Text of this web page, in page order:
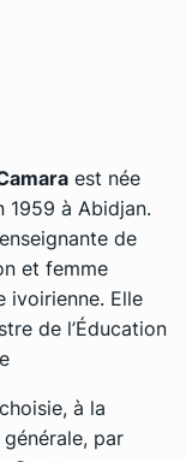
est née
1959 à Abidjan.
de
et femme
ivoirienne. Elle
de l’Éducation
à la
par